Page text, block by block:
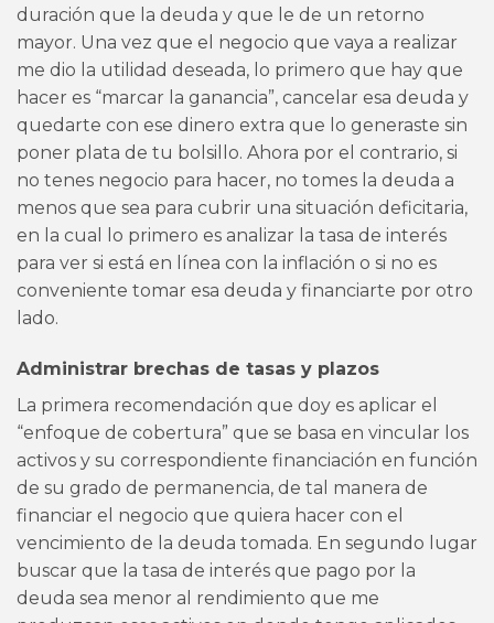
duración que la deuda y que le de un retorno
mayor. Una vez que el negocio que vaya a realizar
me dio la utilidad deseada, lo primero que hay que
hacer es “marcar la ganancia”, cancelar esa deuda y
quedarte con ese dinero extra que lo generaste sin
poner plata de tu bolsillo. Ahora por el contrario, si
no tenes negocio para hacer, no tomes la deuda a
menos que sea para cubrir una situación deficitaria,
en la cual lo primero es analizar la tasa de interés
para ver si está en línea con la inflación o si no es
conveniente tomar esa deuda y financiarte por otro
lado.
Administrar brechas de tasas y plazos
La primera recomendación que doy es aplicar el
“enfoque de cobertura” que se basa en vincular los
activos y su correspondiente financiación en función
de su grado de permanencia, de tal manera de
financiar el negocio que quiera hacer con el
vencimiento de la deuda tomada. En segundo lugar
buscar que la tasa de interés que pago por la
deuda sea menor al rendimiento que me